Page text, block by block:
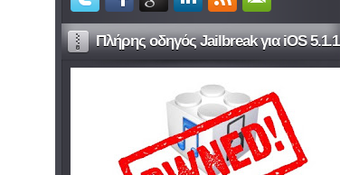
Πλήρης οδηγός Jailbreak για iOS 5.1.1